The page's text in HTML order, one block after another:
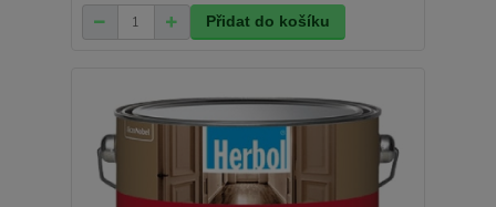
Přidat do košíku